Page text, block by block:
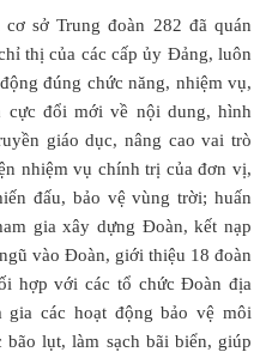
sở Trung đoàn 282 đã quán
thị của các cấp ủy Đảng, luôn
đúng chức năng, nhiệm vụ,
cực đổi mới về nội dung, hình
giáo dục, nâng cao vai trò
nhiệm vụ chính trị của đơn vị,
đấu, bảo vệ vùng trời; huấn
gia xây dựng Đoàn, kết nạp
vào Đoàn, giới thiệu 18 đoàn
hợp với các tổ chức Đoàn địa
các hoạt động bảo vệ môi
lụt, làm sạch bãi biển, giúp